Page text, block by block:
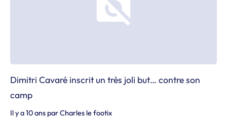
Dimitri Cavaré inscrit un très joli but… contre son
camp
Il y a 10 ans parCharles le footix